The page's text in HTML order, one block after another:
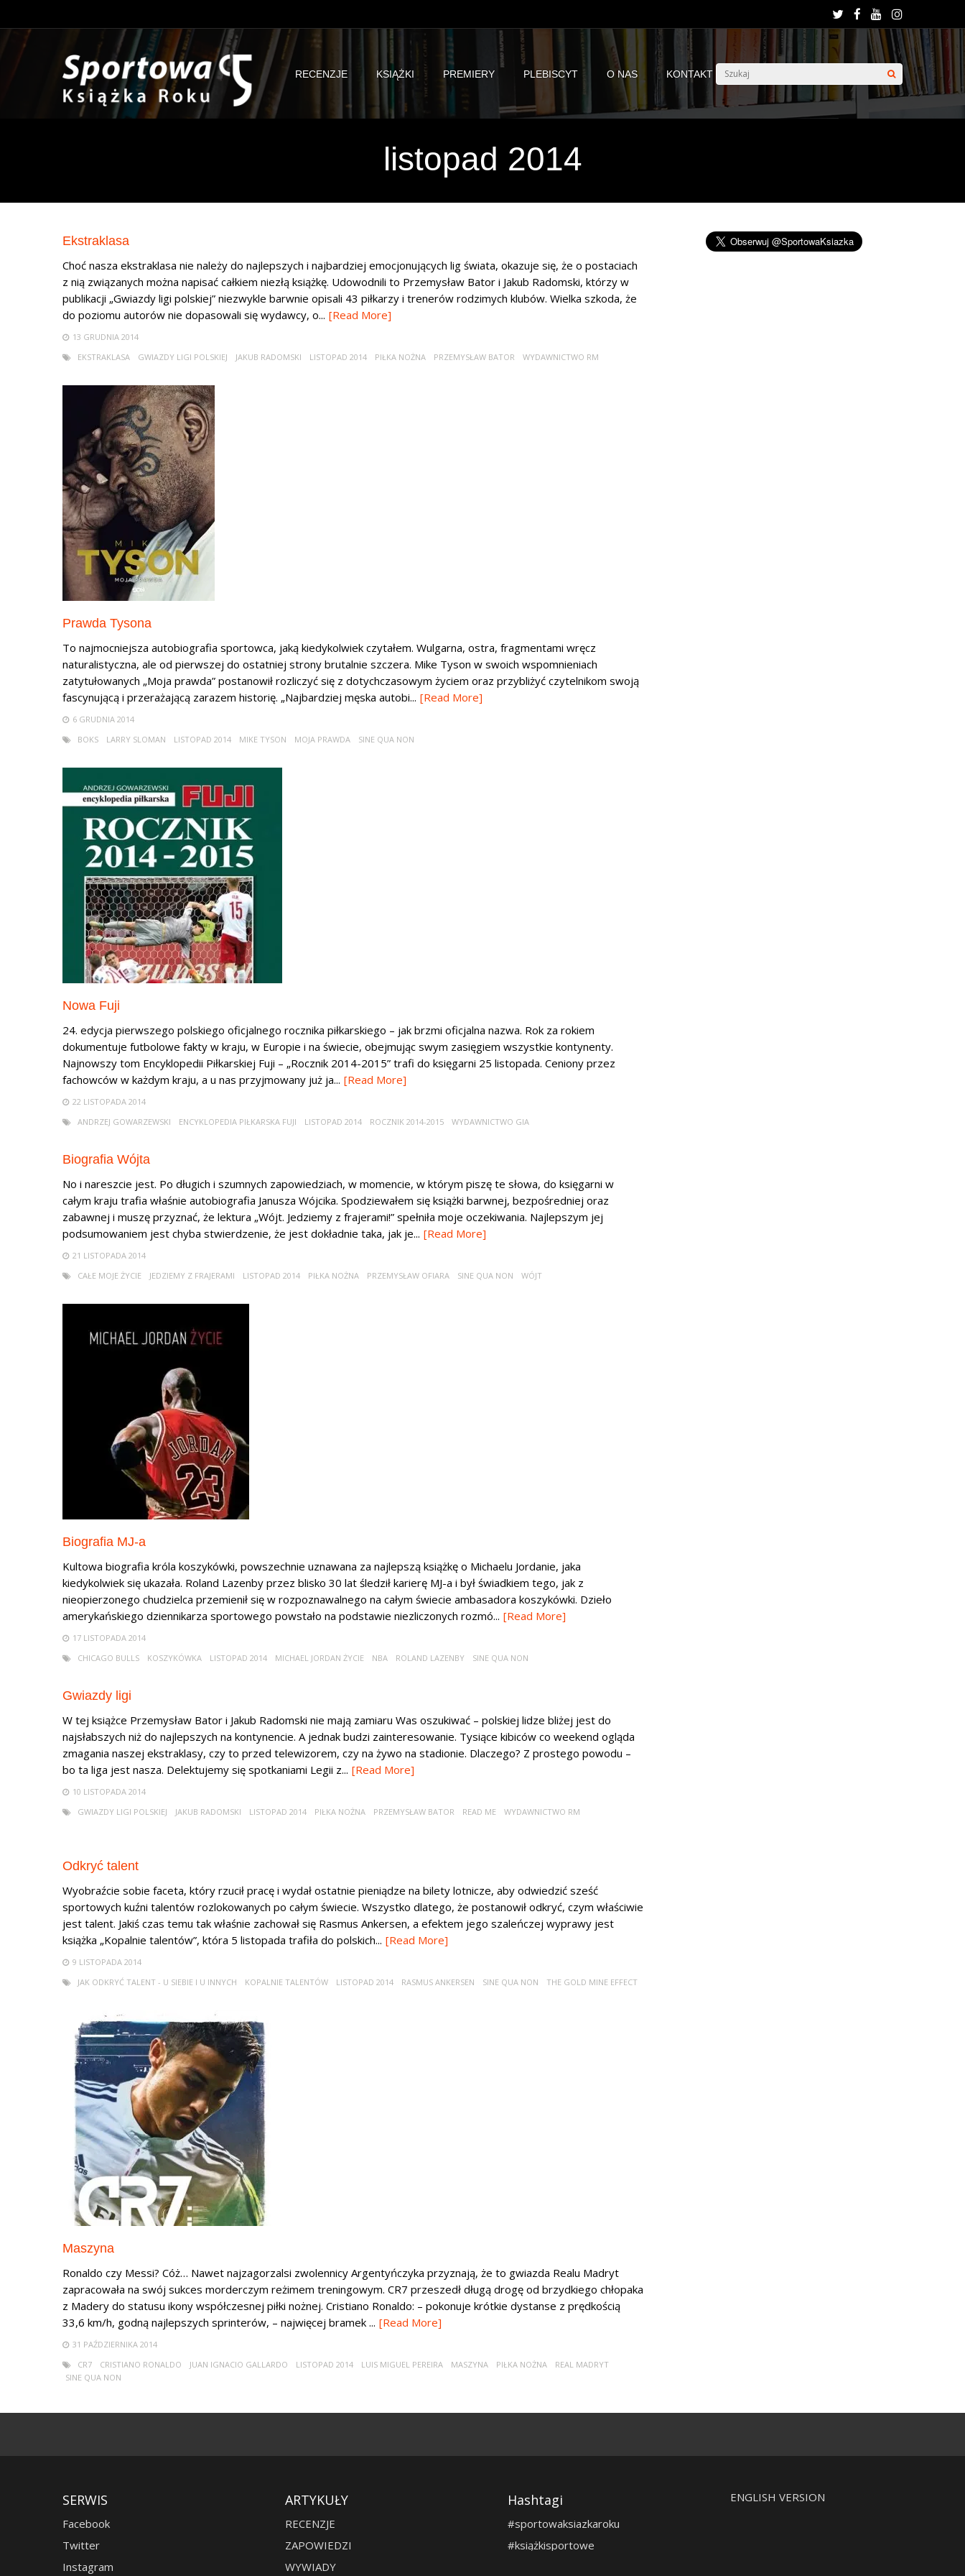
RECENZJE KSIĄŻKI PREMIERY PLEBISCYT O NAS KONTAKT
listopad 2014
Ekstraklasa
Choć nasza ekstraklasa nie należy do najlepszych i najbardziej emocjonujących lig świata, okazuje się, że o postaciach
z nią związanych można napisać całkiem niezłą książkę. Udowodnili to Przemysław Bator i Jakub Radomski, którzy w
publikacji „Gwiazdy ligi polskiej” niezwykle barwnie opisali 43 piłkarzy i trenerów rodzimych klubów. Wielka szkoda, że
do poziomu autorów nie dopasowali się wydawcy, o... [Read More]
13 GRUDNIA 2014
EKSTRAKLASA
GWIAZDY LIGI POLSKIEJ JAKUB RADOMSKI LISTOPAD 2014 PIŁKA NOŻNA PRZEMYSŁAW BATOR WYDAWNICTWO RM
Prawda Tysona
To najmocniejsza autobiografia sportowca, jaką kiedykolwiek czytałem. Wulgarna, ostra, fragmentami wręcz
naturalistyczna, ale od pierwszej do ostatniej strony brutalnie szczera. Mike Tyson w swoich wspomnieniach
zatytułowanych „Moja prawda” postanowił rozliczyć się z dotychczasowym życiem oraz przybliżyć czytelnikom swoją
fascynującą i przerażającą zarazem historię. „Najbardziej męska autobi... [Read More]
6 GRUDNIA 2014
BOKS
LARRY SLOMAN LISTOPAD 2014 MIKE TYSON MOJA PRAWDA SINE QUA NON
Nowa Fuji
24. edycja pierwszego polskiego oficjalnego rocznika piłkarskiego – jak brzmi oficjalna nazwa. Rok za rokiem
dokumentuje futbolowe fakty w kraju, w Europie i na świecie, obejmując swym zasięgiem wszystkie kontynenty.
Najnowszy tom Encyklopedii Piłkarskiej Fuji – „Rocznik 2014-2015” trafi do księgarni 25 listopada. Ceniony przez
fachowców w każdym kraju, a u nas przyjmowany już ja... [Read More]
22 LISTOPADA 2014
ANDRZEJ GOWARZEWSKI
ENCYKLOPEDIA PIŁKARSKA FUJI LISTOPAD 2014 ROCZNIK 2014-2015 WYDAWNICTWO GIA
Biografia Wójta
No i nareszcie jest. Po długich i szumnych zapowiedziach, w momencie, w którym piszę te słowa, do księgarni w
całym kraju trafia właśnie autobiografia Janusza Wójcika. Spodziewałem się książki barwnej, bezpośredniej oraz
zabawnej i muszę przyznać, że lektura „Wójt. Jedziemy z frajerami!” spełniła moje oczekiwania. Najlepszym jej
podsumowaniem jest chyba stwierdzenie, że jest dokładnie taka, jak je... [Read More]
21 LISTOPADA 2014
CAŁE MOJE ŻYCIE
JEDZIEMY Z FRAJERAMI LISTOPAD 2014 PIŁKA NOŻNA PRZEMYSŁAW OFIARA SINE QUA NON WÓJT
Biografia MJ-a
Kultowa biografia króla koszykówki, powszechnie uznawana za najlepszą książkę o Michaelu Jordanie, jaka
kiedykolwiek się ukazała. Roland Lazenby przez blisko 30 lat śledził karierę MJ-a i był świadkiem tego, jak z
nieopierzonego chudzielca przemienił się w rozpoznawalnego na całym świecie ambasadora koszykówki. Dzieło
amerykańskiego dziennikarza sportowego powstało na podstawie niezliczonych rozmó... [Read More]
17 LISTOPADA 2014
CHICAGO BULLS
KOSZYKÓWKA LISTOPAD 2014 MICHAEL JORDAN ŻYCIE NBA ROLAND LAZENBY SINE QUA NON
Gwiazdy ligi
W tej książce Przemysław Bator i Jakub Radomski nie mają zamiaru Was oszukiwać – polskiej lidze bliżej jest do
najsłabszych niż do najlepszych na kontynencie. A jednak budzi zainteresowanie. Tysiące kibiców co weekend ogląda
zmagania naszej ekstraklasy, czy to przed telewizorem, czy na żywo na stadionie. Dlaczego? Z prostego powodu –
bo ta liga jest nasza. Delektujemy się spotkaniami Legii z... [Read More]
10 LISTOPADA 2014
GWIAZDY LIGI POLSKIEJ
JAKUB RADOMSKI LISTOPAD 2014 PIŁKA NOŻNA PRZEMYSŁAW BATOR READ ME WYDAWNICTWO RM
Odkryć talent
Wyobraźcie sobie faceta, który rzucił pracę i wydał ostatnie pieniądze na bilety lotnicze, aby odwiedzić sześć
sportowych kuźni talentów rozlokowanych po całym świecie. Wszystko dlatego, że postanowił odkryć, czym właściwie
jest talent. Jakiś czas temu tak właśnie zachował się Rasmus Ankersen, a efektem jego szaleńczej wyprawy jest
książka „Kopalnie talentów”, która 5 listopada trafiła do polskich... [Read More]
9 LISTOPADA 2014
JAK ODKRYĆ TALENT - U SIEBIE I U INNYCH
KOPALNIE TALENTÓW LISTOPAD 2014 RASMUS ANKERSEN SINE QUA NON THE GOLD MINE EFFECT
Maszyna
Ronaldo czy Messi? Cóż… Nawet najzagorzalsi zwolennicy Argentyńczyka przyznają, że to gwiazda Realu Madryt
zapracowała na swój sukces morderczym reżimem treningowym. CR7 przeszedł długą drogę od brzydkiego chłopaka
z Madery do statusu ikony współczesnej piłki nożnej. Cristiano Ronaldo: – pokonuje krótkie dystanse z prędkością
33,6 km/h, godną najlepszych sprinterów, – najwięcej bramek ... [Read More]
31 PAŹDZIERNIKA 2014
CR7
CRISTIANO RONALDO JUAN IGNACIO GALLARDO LISTOPAD 2014 LUIS MIGUEL PEREIRA MASZYNA PIŁKA NOŻNA
REAL MADRYT
SINE QUA NON
SERWIS
Facebook
Twitter
Instagram
ARTYKUŁY
RECENZJE
ZAPOWIEDZI
WYWIADY
Hashtagi
#sportowaksiazkaroku
#książkisportowe
ENGLISH VERSION